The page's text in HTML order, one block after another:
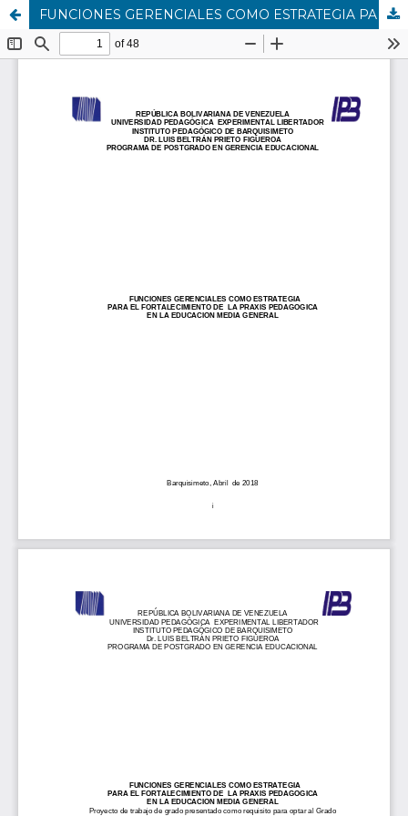
FUNCIONES GERENCIALES COMO ESTRATEGIA PARA EL FORTALECIMIENTO DE LA PRAXIS PEDAGOGICA EN LA EDUCACION MEDIA GENERAL